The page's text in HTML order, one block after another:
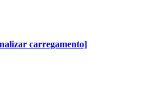
carregamento]
para associados